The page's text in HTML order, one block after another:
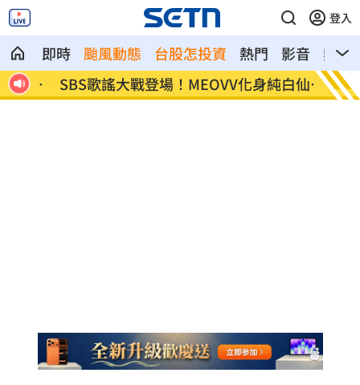
登入
即時 颱風動態 台股怎投資 熱門 影音
熱搜
幕
SBS歌謠大戰登場！MEOVV化身純白仙女
美翻
賭王